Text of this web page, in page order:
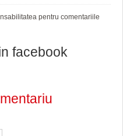
pentru comentariile
facebook